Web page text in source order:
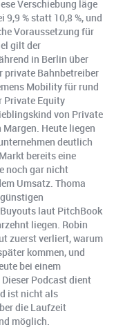
Verschiebung läge
% statt 10,8 %, und
Voraussetzung für
gilt der
in Berlin über
private Bahnbetreiber
Mobility für rund
Private Equity
von Private
Heute liegen
deutlich
bereits eine
noch gar nicht
Umsatz. Thoma
laut PitchBook
liegen. Robin
zuerst verliert, warum
kommen, und
bei einem
Podcast dient
ist nicht als
die Laufzeit
möglich.